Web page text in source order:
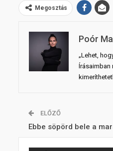
Megosztás
Poór
„Lehet,
Írásaimban
ELŐZŐ
Ebbe söpörd bele a